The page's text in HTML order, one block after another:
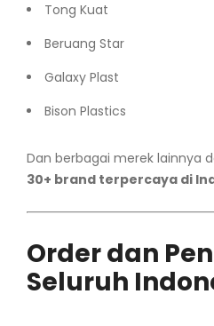
Tong Kuat
Beruang Star
Galaxy Plast
Bison Plastics
Dan berbagai merek lainnya
30+ brand terpercaya di
Order dan
Seluruh